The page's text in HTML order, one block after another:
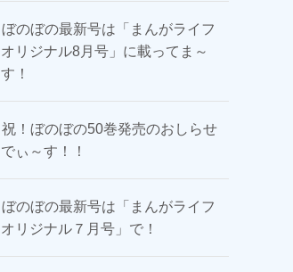
ぼのぼの最新号は「まんがライフ
オリジナル8月号」に載ってま～
す！
祝！ぼのぼの50巻発売のおしらせ
でぃ～す！！
ぼのぼの最新号は「まんがライフ
オリジナル７月号」で！